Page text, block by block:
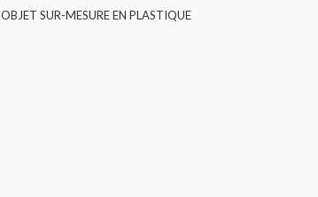
OBJET SUR-MESURE EN PLASTIQUE